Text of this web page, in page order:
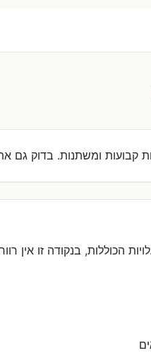
קבועות ומשתנות. בדוק
הכוללות, בנקודה זו אין